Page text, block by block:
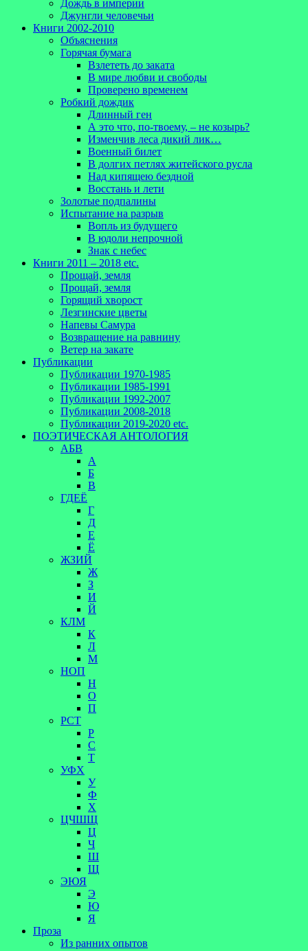
Дождь в империи
Джунгли человечьи
Книги 2002-2010
Объяснения
Горячая бумага
Взлететь до заката
В мире любви и свободы
Проверено временем
Робкий дождик
Длинный ген
А это что, по-твоему, – не козырь?
Изменчив леса дикий лик…
Военный билет
В долгих петлях житейского русла
Над кипящею бездной
Восстань и лети
Золотые подпалины
Испытание на разрыв
Вопль из будущего
В юдоли непрочной
Знак с небес
Книги 2011 – 2018 etc.
Прощай, земля
Прощай, земля
Горящий хворост
Лезгинские цветы
Напевы Самура
Возвращение на равнину
Ветер на закате
Публикации
Публикации 1970-1985
Публикации 1985-1991
Публикации 1992-2007
Публикации 2008-2018
Публикации 2019-2020 etc.
ПОЭТИЧЕСКАЯ АНТОЛОГИЯ
АБВ
А
Б
В
ГДЕЁ
Г
Д
Е
Ё
ЖЗИЙ
Ж
З
И
Й
КЛМ
К
Л
М
НОП
Н
О
П
РСТ
Р
С
Т
УФХ
У
Ф
Х
ЦЧШЩ
Ц
Ч
Ш
Щ
ЭЮЯ
Э
Ю
Я
Проза
Из ранних опытов